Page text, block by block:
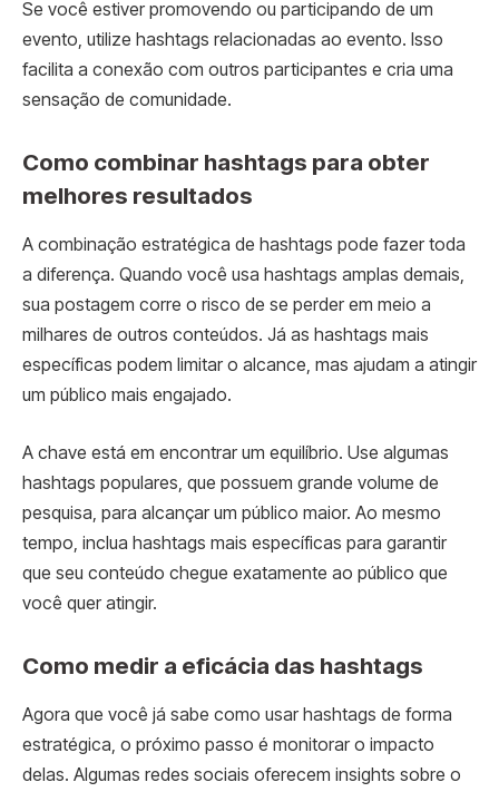
Se você estiver promovendo ou participando de um
evento, utilize hashtags relacionadas ao evento. Isso
facilita a conexão com outros participantes e cria uma
sensação de comunidade.
Como combinar hashtags para obter
melhores resultados
A combinação estratégica de hashtags pode fazer toda
a diferença. Quando você usa hashtags amplas demais,
sua postagem corre o risco de se perder em meio a
milhares de outros conteúdos. Já as hashtags mais
específicas podem limitar o alcance, mas ajudam a atingir
um público mais engajado.
A chave está em encontrar um equilíbrio. Use algumas
hashtags populares, que possuem grande volume de
pesquisa, para alcançar um público maior. Ao mesmo
tempo, inclua hashtags mais específicas para garantir
que seu conteúdo chegue exatamente ao público que
você quer atingir.
Como medir a eficácia das hashtags
Agora que você já sabe como usar hashtags de forma
estratégica, o próximo passo é monitorar o impacto
delas. Algumas redes sociais oferecem insights sobre o